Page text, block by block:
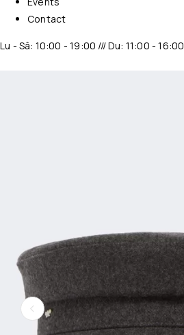
Contact
Lu - Sâ: 10:00 - 19:00 /// Du: 11:00 - 16:00